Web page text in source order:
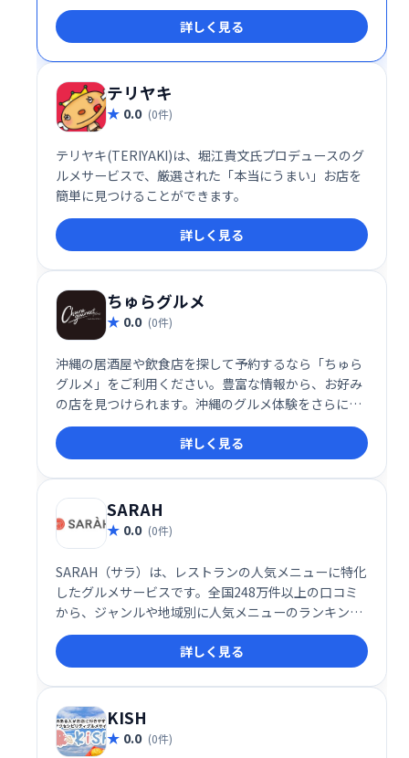
らゆる業態に対応した機能を一元的に管理すること
で、飲食店の効率化や収益向上を実現します。柔軟性
の高いシステム設計とサポート体制により、小規模な
カフェから多店舗展開のレストランチェーンまで幅広
く利用されています。
詳しく見る
テリヤキ
0.0 (0件)
テリヤキ(TERIYAKI)は、堀江貴文氏プロデュースのグ
ルメサービスで、厳選された「本当にうまい」お店を
簡単に見つけることができます。
詳しく見る
ちゅらグルメ
0.0 (0件)
沖縄の居酒屋や飲食店を探して予約するなら「ちゅら
グルメ」をご利用ください。豊富な情報から、お好み
の店を見つけられます。沖縄のグルメ体験をさらに充
実させるお手伝いをいたします。
詳しく見る
SARAH
0.0 (0件)
SARAH（サラ）は、レストランの人気メニューに特化
したグルメサービスです。全国248万件以上の口コミ
から、ジャンルや地域別に人気メニューのランキング
や評判を閲覧できます。「食べたい一皿」を見つけた
い方におすすめです。詳しく見る
KISH
0.0 (0件)